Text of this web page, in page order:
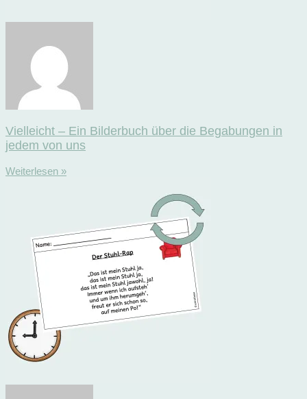
Vielleicht – Ein Bilderbuch über die Begabungen in
jedem von uns
Weiterlesen »